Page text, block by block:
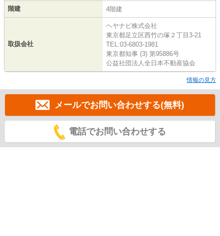
階建 4階建
取扱会社
ヘヤナビ株式会社
東京都足立区西竹の塚２丁目3-21
TEL:03-6803-1981
東京都知事 (3) 第95886号
公益社団法人全日本不動産協会
情報の見方
メールでお問い合わせする(無料)
電話でお問い合わせする